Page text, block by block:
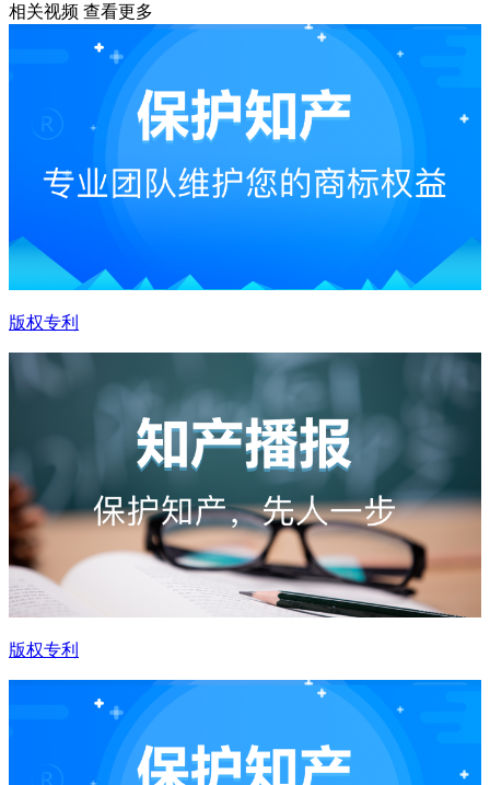
相关视频 查看更多
版权专利
版权专利